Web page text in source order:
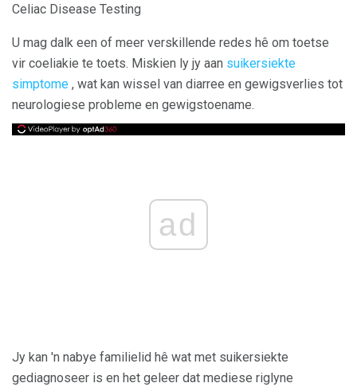
Celiac Disease Testing
U mag dalk een of meer verskillende redes hê om toetse
vir coeliakie te toets. Miskien ly jy aan suikersiekte
simptome , wat kan wissel van diarree en gewigsverlies tot
neurologiese probleme en gewigstoename.
ad
Jy kan 'n nabye familielid hê wat met suikersiekte
gediagnoseer is en het geleer dat mediese riglyne